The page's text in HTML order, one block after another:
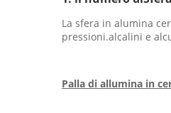
La sfera in alumina
pressioni.alcalini e
Palla di allumina in